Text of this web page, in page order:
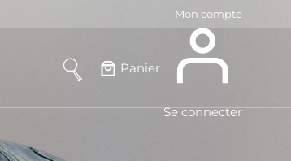
Mon compte
Panier
Se connecter